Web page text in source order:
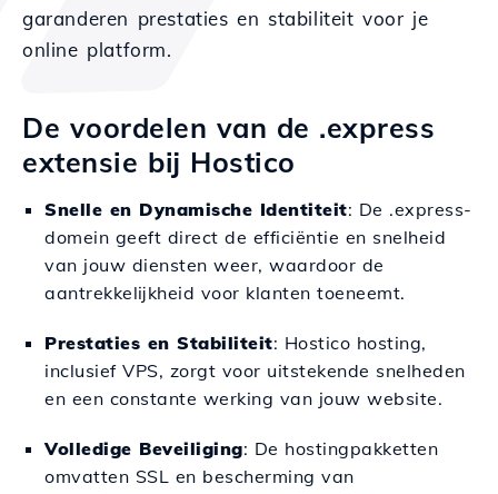
garanderen prestaties en stabiliteit voor je
online platform.
De voordelen van de .express
extensie bij Hostico
Snelle en Dynamische Identiteit: De .express-
domein geeft direct de efficiëntie en snelheid
van jouw diensten weer, waardoor de
aantrekkelijkheid voor klanten toeneemt.
Prestaties en Stabiliteit: Hostico hosting,
inclusief VPS, zorgt voor uitstekende snelheden
en een constante werking van jouw website.
Volledige Beveiliging: De hostingpakketten
omvatten SSL en bescherming van